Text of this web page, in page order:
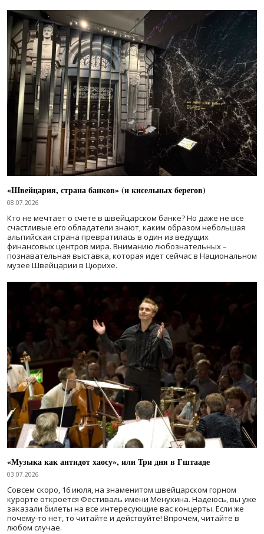
«Швейцария, страна банков» (и кисельных берегов)
08.07.2026
Кто не мечтает о счете в швейцарском банке? Но даже не все
счастливые его обладатели знают, каким образом небольшая
альпийская страна превратилась в один из ведущих
финансовых центров мира. Вниманию любознательных –
познавательная выставка, которая идет сейчас в Национальном
музее Швейцарии в Цюрихе.
«Музыка как антидот хаосу», или Три дня в Гштааде
03.07.2026
Совсем скоро, 16 июля, на знаменитом швейцарском горном
курорте откроется Фестиваль имени Менухина. Надеюсь, вы уже
заказали билеты на все интересующие вас концерты. Если же
почему-то нет, то читайте и действуйте! Впрочем, читайте в
любом случае.